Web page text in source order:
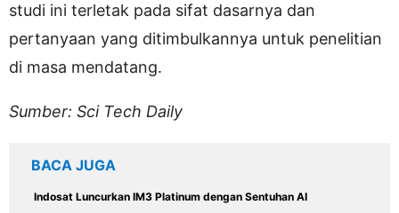
studi ini terletak pada sifat dasarnya dan
pertanyaan yang ditimbulkannya untuk penelitian
di masa mendatang.
Sumber: Sci Tech Daily
BACA JUGA
Indosat Luncurkan IM3 Platinum dengan Sentuhan AI